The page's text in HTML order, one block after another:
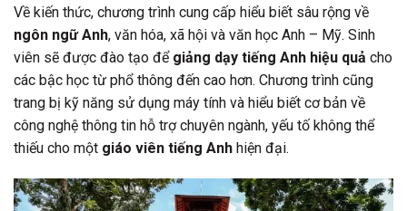
Về kiến thức, chương trình cung cấp hiểu biết sâu rộng về
ngôn ngữ Anh, văn hóa, xã hội và văn học Anh – Mỹ. Sinh
viên sẽ được đào tạo để giảng dạy tiếng Anh hiệu quả cho
các bậc học từ phổ thông đến cao hơn. Chương trình cũng
trang bị kỹ năng sử dụng máy tính và hiểu biết cơ bản về
công nghệ thông tin hỗ trợ chuyên ngành, yếu tố không thể
thiếu cho một giáo viên tiếng Anh hiện đại.